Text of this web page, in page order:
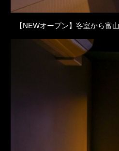
【NEWオープン】客室から富